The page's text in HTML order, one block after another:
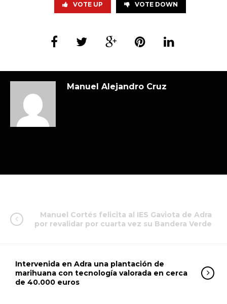
VOTE UP VOTE DOWN
Manuel Alejandro Cruz
Manuel Cortés felicita al IES Gaviota de Adra
por revalidar por cuarta vez su Bandera Verde
Intervenida en Adra una plantación de
marihuana con tecnología valorada en cerca
de 40.000 euros